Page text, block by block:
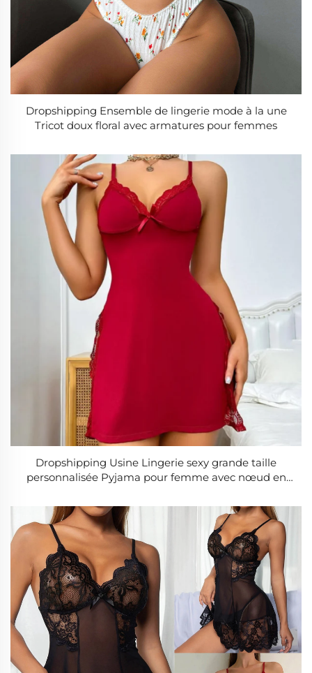
Dropshipping Ensemble de lingerie mode à la une
Tricot doux floral avec armatures pour femmes
Dropshipping Usine Lingerie sexy grande taille
personnalisée Pyjama pour femme avec nœud en